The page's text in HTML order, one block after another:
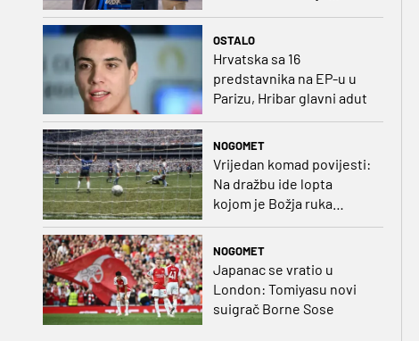
OSTALO
Hrvatska sa 16
predstavnika na EP-u u
Parizu, Hribar glavni adut
NOGOMET
Vrijedan komad povijesti:
Na dražbu ide lopta
kojom je Božja ruka
NOGOMET
Japanac se vratio u
London: Tomiyasu novi
suigrač Borne Sose